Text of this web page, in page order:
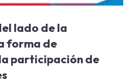
lado de la
forma de
participación de